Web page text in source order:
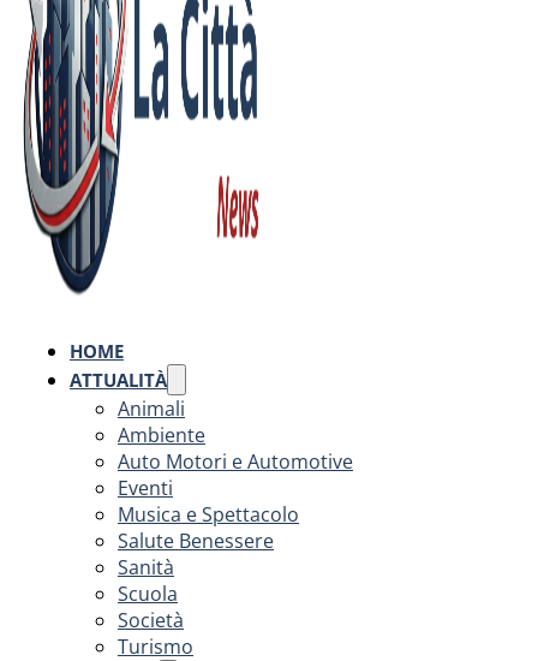
HOME
ATTUALITÀ
Animali
Ambiente
Auto Motori e Automotive
Eventi
Musica e Spettacolo
Salute Benessere
Sanità
Scuola
Società
Turismo